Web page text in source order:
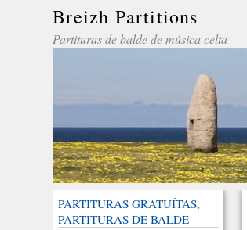
Breizh Partitions
Partituras de balde de música celta
PARTITURAS GRATUÍTAS,
PARTITURAS DE BALDE